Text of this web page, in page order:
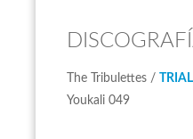
The Tribulettes /
Youkali 049